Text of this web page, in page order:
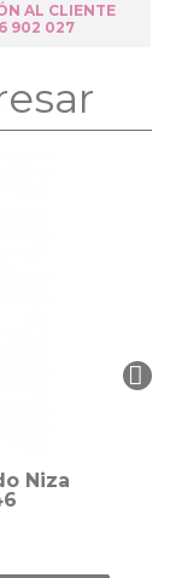
AL CLIENTE
902 027
Niza